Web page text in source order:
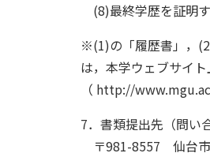
(8)最終学歴を証明
※(1)の「履歴書」，
は，本学ウェブサイ
（ http://
7．書類提出先（問い
〒981-8557 仙台市